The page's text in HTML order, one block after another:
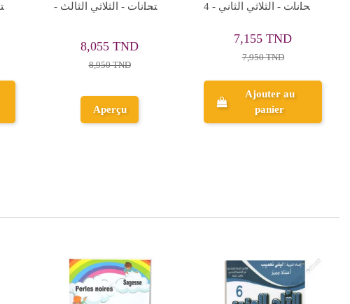
الثلاثي الثالث - 2 اساسي
6,120 TND
6,800 TND
Ajouter au
panier
امتحانات - الثلاثي الثالث -
7,155 TND
7,950 TND
Ajouter au
panier